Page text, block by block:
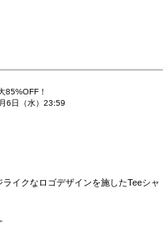
85%OFF ！
6日（水）23:59
イクなロゴデザインを施したTeeシャ